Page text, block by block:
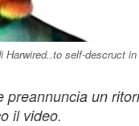
Harwired..to self-descruct
preannuncia un
il video.